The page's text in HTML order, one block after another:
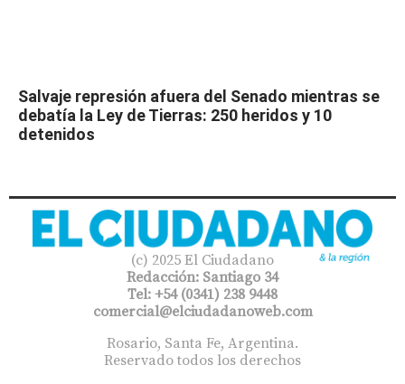
Salvaje represión afuera del Senado mientras se
debatía la Ley de Tierras: 250 heridos y 10
detenidos
(c) 2025 El Ciudadano
Redacción: Santiago 34
Tel: +54 (0341) 238 9448
comercial@elciudadanoweb.com​
Rosario, Santa Fe, Argentina.
Reservado todos los derechos